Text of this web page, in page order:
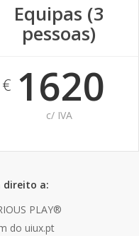
Equipas (3
pessoas)
€1620
c/ IVA
direito a:
PLAY®
do uiux.pt